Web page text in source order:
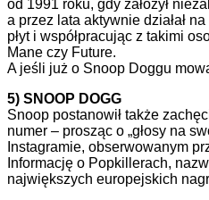
od 1991 roku, gdy założył
a przez lata aktywnie działał
płyt i współpracując z takimi
Mane czy Future.
A jeśli już o Snoop Doggu
5) SNOOP DOGG
Snoop postanowił także
numer – prosząc o „głosy na
Instagramie, obserwowanym
Informację o Popkillerach,
największych europejskich